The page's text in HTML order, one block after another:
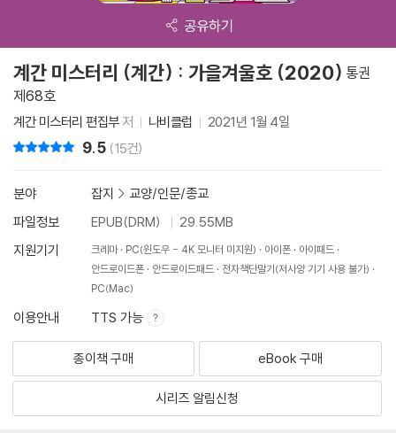
공유하기
계간 미스터리 (계간) : 가을겨울호 (2020) 통권
제68호
계간 미스터리 편집부저 나비클럽 2021년 1월 4일
9.5 (15건)
분야 잡지 > 교양/인문/종교
파일정보
EPUB(DRM)
29.55MB
지원기기
크레마 PC(윈도우 - 4K 모니터 미지원) 아이폰
아이패드
안드로이드폰
안드로이드패드
전자책단말기(저사양 기기 사용 불가)
PC(Mac)
이용안내 TTS 가능
종이책 구매 eBook 구매
시리즈 알림신청